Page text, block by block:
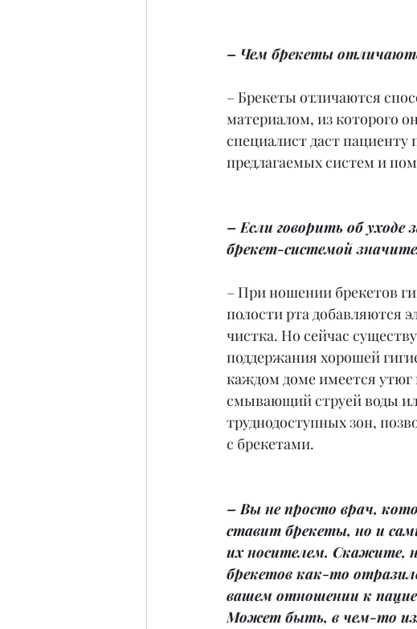
– Чем брекеты
– Брекеты отличаются
материалом, из которого
специалист даст
предлагаемых систем и
– Если говорить об уходе
брекет-системой
– При ношении брекетов
полости рта добавляются
чистка. Но сейчас
поддержания хорошей
каждом доме имеется
смывающий струей воды
труднодоступных зон,
с брекетами.
– Вы не просто врач,
ставит брекеты, но и
их носителем. Скажите,
брекетов как-то
вашем отношении к
Может быть, в чем-то